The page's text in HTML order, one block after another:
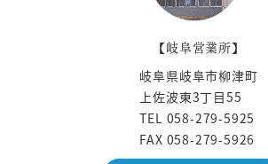
【岐阜営業所】
岐阜県岐阜市柳津町
上佐波東3丁目55
TEL 058-279-5925
FAX 058-279-5926